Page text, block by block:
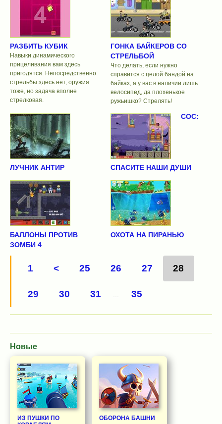
РАЗБИТЬ КУБИК
Навыки динамического
прицеливания вам здесь
пригодятся. Непосредственно
стрельбы здесь нет, оружия
тоже, но задача вполне
стрелковая.
ГОНКА БАЙКЕРОВ СО
СТРЕЛЬБОЙ
Что делать, если нужно
справится с целой бандой на
байках, а у вас в наличии лишь
велосипед, да плохенькое
ружьишко? Стрелять!
ЛУЧНИК АНТИР
СОС:
СПАСИТЕ НАШИ ДУШИ
БАЛЛОНЫ ПРОТИВ
ЗОМБИ 4
ОХОТА НА ПИРАНЬЮ
1 < 25 26 27 28
29 30 31 35
Новые
ИЗ ПУШКИ ПО
ОБОРОНА БАШНИ